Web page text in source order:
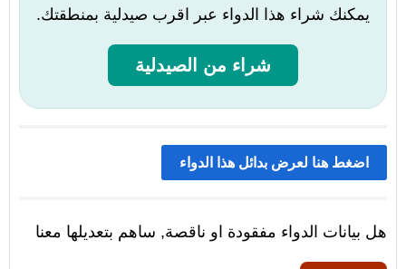
يمكنك شراء هذا الدواء عبر اقرب صيدلية بمنطقتك.
شراء من الصيدلية
اضغط هنا لعرض بدائل هذا الدواء
هل بيانات الدواء مفقودة او ناقصة, ساهم بتعديلها معنا